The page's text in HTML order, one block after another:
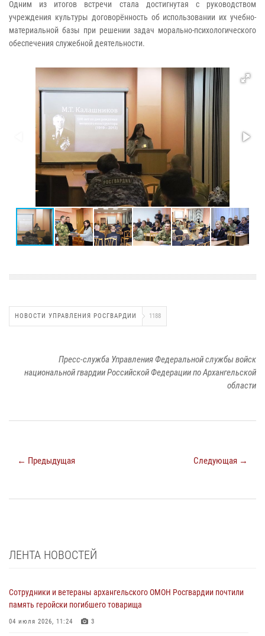
​Одним из итогов встречи стала достигнутая с руководством
учреждения культуры договорённость об использовании их учебно-
материальной базы при решении задач морально-психологического
обеспечения служебной деятельности.
НОВОСТИ УПРАВЛЕНИЯ РОСГВАРДИИ 1188
Пресс-служба Управления Федеральной службы войск
национальной гвардии Российской Федерации по Архангельской
области
← Предыдущая Следующая →
ЛЕНТА НОВОСТЕЙ
Сотрудники и ветераны архангельского ОМОН Росгвардии почтили
память геройски погибшего товарища
04 июля 2026, 11:24 3